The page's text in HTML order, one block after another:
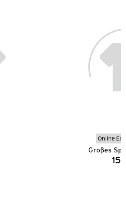
Online
Großes